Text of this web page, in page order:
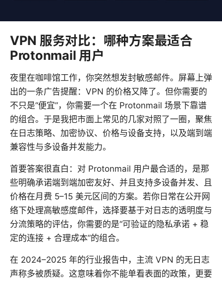
VPN 服务对比：哪种方案最适合
Protonmail 用户
夜里在咖啡馆工作，你突然想发封敏感邮件。屏幕上弹
出的一条广告提醒：VPN 的价格又降了。但你需要的
不只是“便宜”，你需要一个在 Protonmail 场景下靠谱
的组合。于是我把市面上常见的几家对照了一圈，聚焦
在日志策略、加密协议、价格与设备支持，以及端到端
兼容性与多设备并发能力。
首要答案很直白：对 Protonmail 用户最合适的，是那
些明确承诺端到端加密友好、并且支持多设备并发、且
价格在月费 5–15 美元区间的方案。若你日常在公开网
络下处理高敏感度邮件，选择要基于对日志的透明度与
分流策略的评估，你需要的是“可验证的隐私承诺 + 稳
定的连接 + 合理成本”的组合。
在 2024–2025 年的行业报告中，主流 VPN 的无日志
声称多被质疑。这意味着你不能单看表面的政策，更要